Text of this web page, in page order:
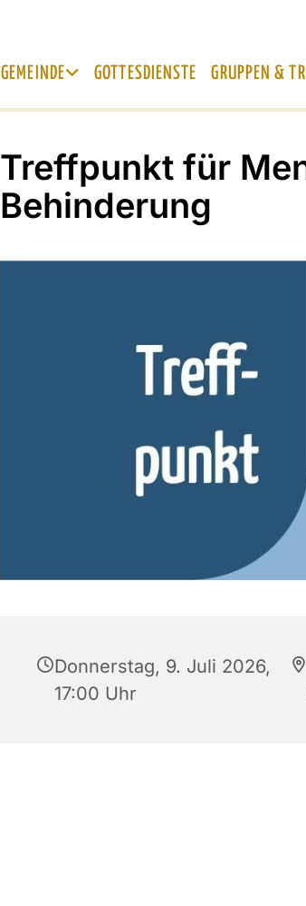
GEMEINDE GOTTESDIENSTE GRUPPEN &
Treffpunkt für
Behinderung
Donnerstag, 9. Juli 2026,
17:00 Uhr